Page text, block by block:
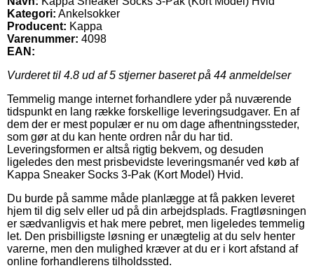
Kategori: Ankelsokker
Producent: Kappa
Varenummer: 4098
EAN:
Vurderet til 4.8 ud af 5 stjerner baseret på 44 anmeldelser
Temmelig mange internet forhandlere yder på nuværende
tidspunkt en lang række forskellige leveringsudgaver. En af
dem der er mest populær er nu om dage afhentningssteder,
som gør at du kan hente ordren når du har tid.
Leveringsformen er altså rigtig bekvem, og desuden
ligeledes den mest prisbevidste leveringsmanér ved køb af
Kappa Sneaker Socks 3-Pak (Kort Model) Hvid.
Du burde på samme måde planlægge at få pakken leveret
hjem til dig selv eller ud på din arbejdsplads. Fragtløsningen
er sædvanligvis et hak mere pebret, men ligeledes temmelig
let. Den prisbilligste løsning er unægtelig at du selv henter
varerne, men den mulighed kræver at du er i kort afstand af
online forhandlerens tilholdssted.